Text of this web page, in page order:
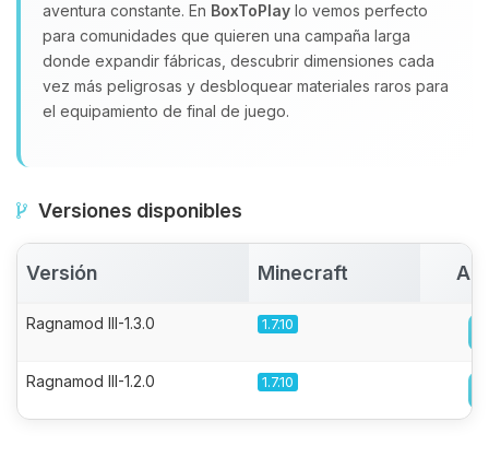
aventura constante. En BoxToPlay lo vemos perfecto
para comunidades que quieren una campaña larga
donde expandir fábricas, descubrir dimensiones cada
vez más peligrosas y desbloquear materiales raros para
el equipamiento de final de juego.
Versiones disponibles
Versión Minecraft
Ragnamod III-1.3.0 1.7.10
Ragnamod III-1.2.0 1.7.10